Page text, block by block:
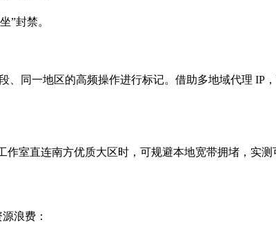
”封禁。
同一地区的高频操作进行标记。借助多地域代理 IP
室直连南方优质大区时，可规避本地宽带拥堵，实
浪费：